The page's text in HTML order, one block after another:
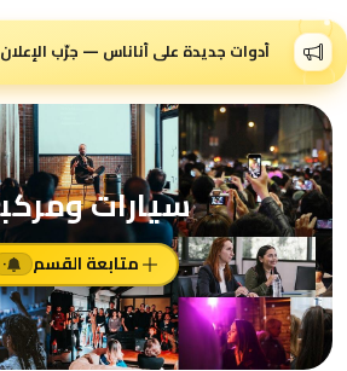
أدوات جديدة على أناناس — جرّب
سيارات
متابعة القسم ٠